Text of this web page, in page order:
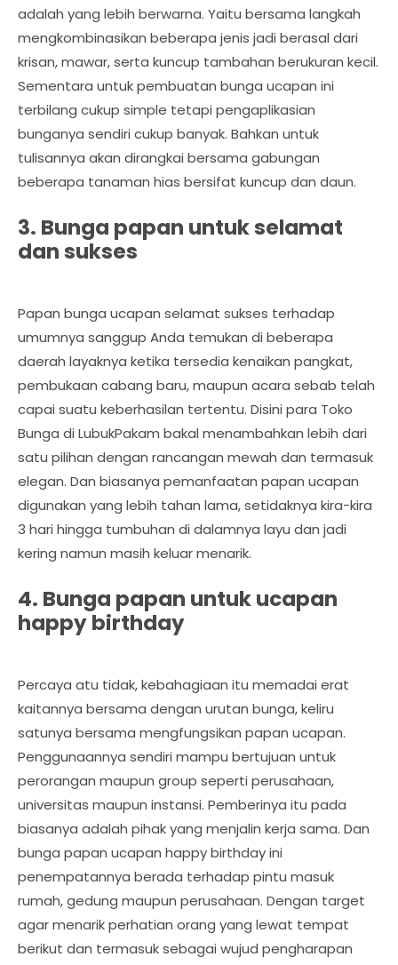
adalah yang lebih berwarna. Yaitu bersama langkah
mengkombinasikan beberapa jenis jadi berasal dari
krisan, mawar, serta kuncup tambahan berukuran kecil.
Sementara untuk pembuatan bunga ucapan ini
terbilang cukup simple tetapi pengaplikasian
bunganya sendiri cukup banyak. Bahkan untuk
tulisannya akan dirangkai bersama gabungan
beberapa tanaman hias bersifat kuncup dan daun.
3. Bunga papan untuk selamat
dan sukses
Papan bunga ucapan selamat sukses terhadap
umumnya sanggup Anda temukan di beberapa
daerah layaknya ketika tersedia kenaikan pangkat,
pembukaan cabang baru, maupun acara sebab telah
capai suatu keberhasilan tertentu. Disini para Toko
Bunga di LubukPakam bakal menambahkan lebih dari
satu pilihan dengan rancangan mewah dan termasuk
elegan. Dan biasanya pemanfaatan papan ucapan
digunakan yang lebih tahan lama, setidaknya kira-kira
3 hari hingga tumbuhan di dalamnya layu dan jadi
kering namun masih keluar menarik.
4. Bunga papan untuk ucapan
happy birthday
Percaya atu tidak, kebahagiaan itu memadai erat
kaitannya bersama dengan urutan bunga, keliru
satunya bersama mengfungsikan papan ucapan.
Penggunaannya sendiri mampu bertujuan untuk
perorangan maupun group seperti perusahaan,
universitas maupun instansi. Pemberinya itu pada
biasanya adalah pihak yang menjalin kerja sama. Dan
bunga papan ucapan happy birthday ini
penempatannya berada terhadap pintu masuk
rumah, gedung maupun perusahaan. Dengan target
agar menarik perhatian orang yang lewat tempat
berikut dan termasuk sebagai wujud pengharapan